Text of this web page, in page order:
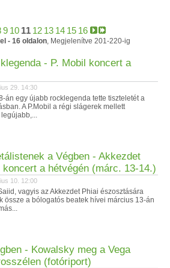
9 10 11 12 13 14 15 16
- 16 oldalon, Megjelenítve 201-220-ig
- P. Mobil koncert a
29. 14:30
án egy újabb rocklegenda tette tiszteletét a
A P.Mobil a régi slágerek mellett
a Végben - Akkezdet
a hétvégén (márc. 13-14.)
10. 12:00
vagyis az Akkezdet Phiai észosztására
össze a bólogatós beatek hívei március 13-án
- Kowalsky meg a Vega
(fotóriport)